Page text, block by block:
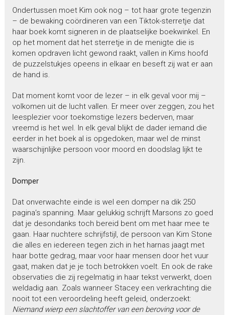
Ondertussen moet Kim ook nog – tot haar grote tegenzin
– de bewaking coördineren van een Tiktok-sterretje dat
haar boek komt signeren in de plaatselijke boekwinkel. En
op het moment dat het sterretje in de menigte die is
komen opdraven licht gewond raakt, vallen in Kims hoofd
de puzzelstukjes opeens in elkaar en beseft zij wat er aan
de hand is.
Dat moment komt voor de lezer – in elk geval voor mij –
volkomen uit de lucht vallen. Er meer over zeggen, zou het
leesplezier voor toekomstige lezers bederven, maar
vreemd is het wel. In elk geval blijkt de dader iemand die
eerder in het boek al is opgedoken, maar wel de minst
waarschijnlijke persoon voor moord en doodslag lijkt te
zijn.
Domper
Dat onverwachte einde is wel een domper na dik 250
pagina’s spanning. Maar gelukkig schrijft Marsons zo goed
dat je desondanks toch bereid bent om met haar mee te
gaan. Haar nuchtere schrijfstijl, de persoon van Kim Stone
die alles en iedereen tegen zich in het harnas jaagt met
haar botte gedrag, maar voor haar mensen door het vuur
gaat, maken dat je je toch betrokken voelt. En ook de rake
observaties die zij regelmatig in haar tekst verwerkt, doen
weldadig aan. Zoals wanneer Stacey een verkrachting die
nooit tot een veroordeling heeft geleid, onderzoekt:
Niemand wierp een slachtoffer van een beroving voor de